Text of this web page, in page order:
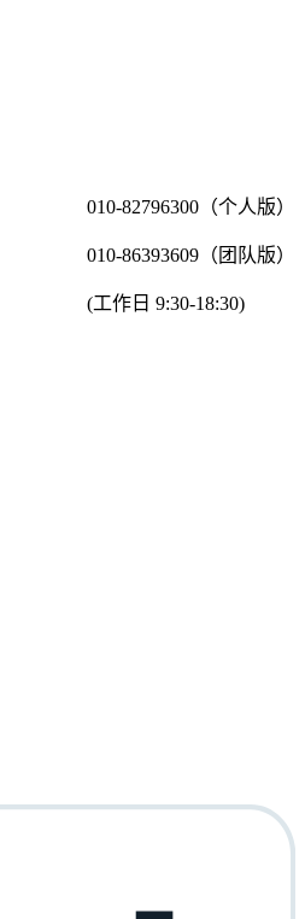
010-82796300（个人版）
010-86393609（团队版）
(工作日 9:30-18:30)